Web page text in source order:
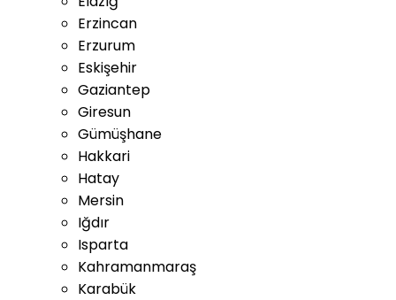
Erzincan
Erzurum
Eskişehir
Gaziantep
Giresun
Gümüşhane
Hakkari
Hatay
Mersin
Iğdır
Isparta
Kahramanmaraş
Karabük